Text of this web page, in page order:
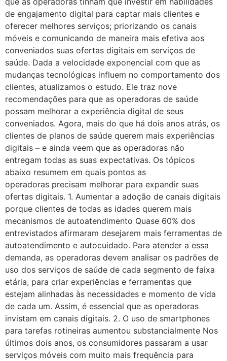
de engajamento digital para captar mais clientes e
oferecer melhores serviços; priorizando os canais
móveis e comunicando de maneira mais efetiva aos
conveniados suas ofertas digitais em serviços de
saúde. Dada a velocidade exponencial com que as
mudanças tecnológicas influem no comportamento dos
clientes, atualizamos o estudo. Ele traz nove
recomendações para que as operadoras de saúde
possam melhorar a experiência digital de seus
conveniados. Agora, mais do que há dois anos atrás, os
clientes de planos de saúde querem mais experiências
digitais – e ainda veem que as operadoras não
entregam todas as suas expectativas. Os tópicos
abaixo resumem em quais pontos as
operadoras precisam melhorar para expandir suas
ofertas digitais. 1. Aumentar a adoção de canais digitais
porque clientes de todas as idades querem mais
mecanismos de autoatendimento Quase 60% dos
entrevistados afirmaram desejarem mais ferramentas de
autoatendimento e autocuidado. Para atender a essa
demanda, as operadoras devem analisar os padrões de
uso dos serviços de saúde de cada segmento de faixa
etária, para criar experiências e ferramentas que
estejam alinhadas às necessidades e momento de vida
de cada um. Assim, é essencial que as operadoras
invistam em canais digitais. 2. O uso de smartphones
para tarefas rotineiras aumentou substancialmente Nos
últimos dois anos, os consumidores passaram a usar
serviços móveis com muito mais frequência para